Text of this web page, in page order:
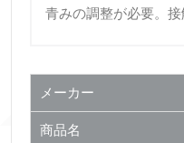
青みの調整が必要。
メーカー
商品名